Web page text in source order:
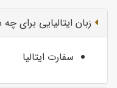
زبان ایتالیایی برای
سفارت ایتالیا